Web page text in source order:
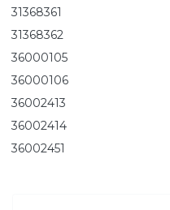
31368361
31368362
36000105
36000106
36002413
36002414
36002451